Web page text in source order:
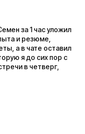
за 1 час уложил
и резюме,
а в чате оставил
я до сих пор с
в четверг,